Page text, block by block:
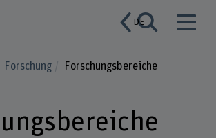
DE
Forschung Forschungsbereiche